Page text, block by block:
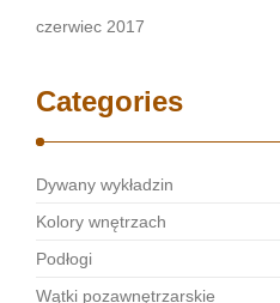
czerwiec 2017
Categories
Dywany wykładzin
Kolory wnętrzach
Podłogi
Wątki pozawnętrzarskie